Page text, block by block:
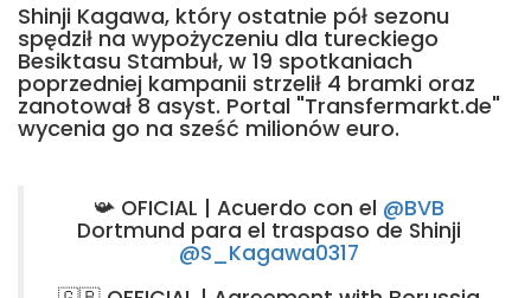
Shinji Kagawa, który ostatnie pół sezonu
spędził na wypożyczeniu dla tureckiego
Besiktasu Stambuł, w 19 spotkaniach
poprzedniej kampanii strzelił 4 bramki oraz
zanotował 8 asyst. Portal "Transfermarkt.de"
wycenia go na sześć milionów euro.
📯 OFICIAL | Acuerdo con el @BVB
Dortmund para el traspaso de Shinji
@S_Kagawa0317